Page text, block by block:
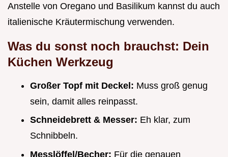
Anstelle von Oregano und Basilikum kannst du auch
italienische Kräutermischung verwenden.
Was du sonst noch brauchst: Dein
Küchen Werkzeug
Großer Topf mit Deckel: Muss groß genug
sein, damit alles reinpasst.
Schneidebrett & Messer: Eh klar, zum
Schnibbeln.
Messlöffel/Becher: Für die genauen